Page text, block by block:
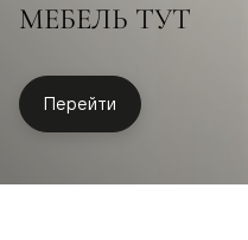
МЕБЕЛЬ ТУТ
Перейти